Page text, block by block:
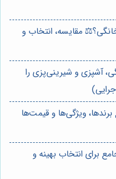
مقایسه، انتخاب و
آشپزی و شیرینی‌پزی را
ویژگی‌ها و قیمت‌ها
برای انتخاب بهینه و